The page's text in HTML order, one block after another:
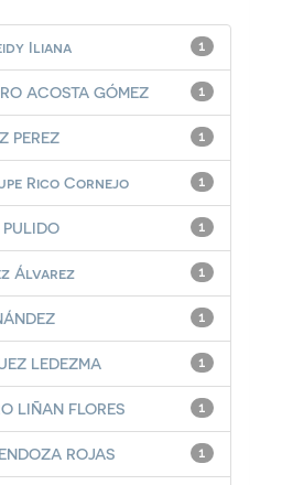
1
Iliana
1
ACOSTA GÓMEZ
1
PEREZ
1
Rico Cornejo
1
1
Álvarez
1
1
LEDEZMA
1
LIÑAN FLORES
1
ROJAS